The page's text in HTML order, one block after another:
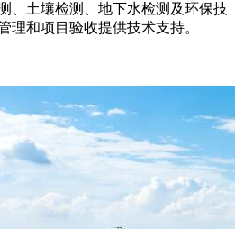
、土壤检测、地下水检测及环保技
理和项目验收提供技术支持。